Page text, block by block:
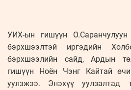
УИХ-ын гишүүн
бэрхшээлтэй иргэдийн
бэрхшээлийн сайд, Ардын
гишүүн Ноён Чэнг Кайтай
уулзжээ. Энэхүү